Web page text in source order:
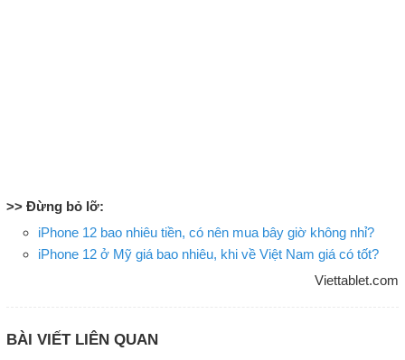
>> Đừng bỏ lỡ:
iPhone 12 bao nhiêu tiền, có nên mua bây giờ không nhỉ?
iPhone 12 ở Mỹ giá bao nhiêu, khi về Việt Nam giá có tốt?
Viettablet.com
BÀI VIẾT LIÊN QUAN